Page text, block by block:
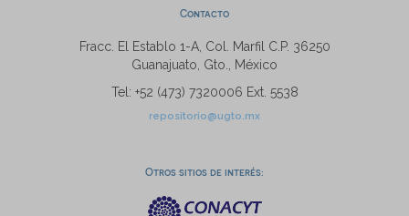
Contacto
Fracc. El Establo 1-A, Col. Marfil C.P. 36250
Guanajuato, Gto., México
Tel: +52 (473) 7320006 Ext. 5538
repositorio@ugto.mx
Otros sitios de interés: